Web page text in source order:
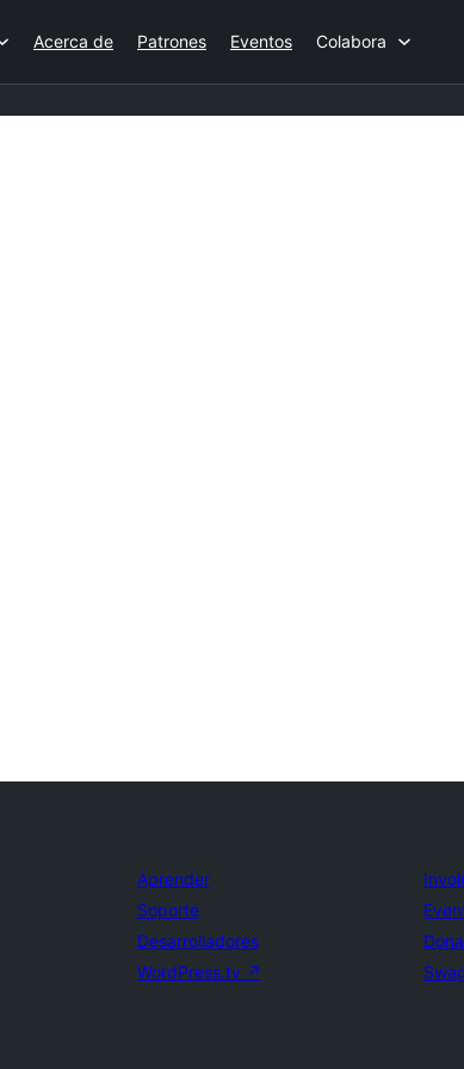
Acerca de Patrones Eventos Colabora
Aprender
Soporte
Desarrolladores
WordPress.tv ↗